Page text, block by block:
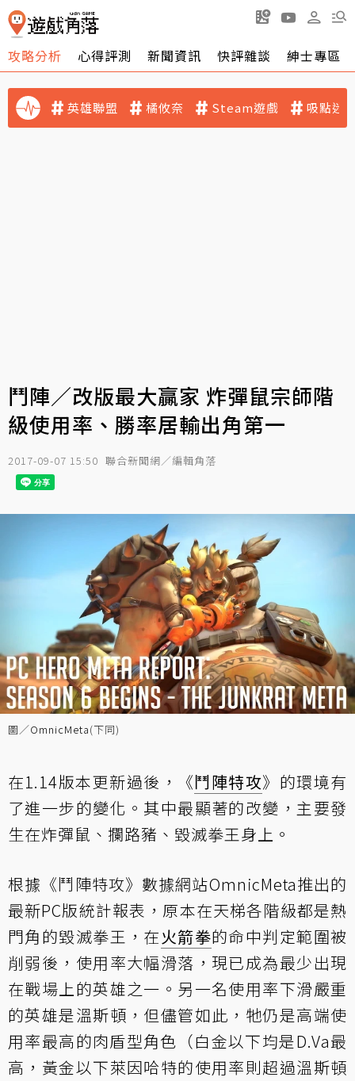
攻略分析 心得評測 新聞資訊 快評雜談 紳士專區
英雄聯盟 橘攸奈 Steam遊戲 吸點迷
鬥陣／改版最大贏家 炸彈鼠宗師階
級使用率、勝率居輸出角第一
2017-09-07 15:50 聯合新聞網／編輯角落
圖／OmnicMeta(下同)
在1.14版本更新過後，《鬥陣特攻》的環境有
了進一步的變化。其中最顯著的改變，主要發
生在炸彈鼠、攔路豬、毀滅拳王身上。
根據《鬥陣特攻》數據網站OmnicMeta推出的
最新PC版統計報表 ，原本在天梯各階級都是熱
門角的毀滅拳王，在火箭拳的命中判定範圍被
削弱後，使用率大幅滑落，現已成為最少出現
在戰場上的英雄之一。另一名使用率下滑嚴重
的英雄是溫斯頓，但儘管如此，牠仍是高端使
用率最高的肉盾型角色（白金以下均是D.Va最
高，黃金以下萊因哈特的使用率則超過溫斯頓